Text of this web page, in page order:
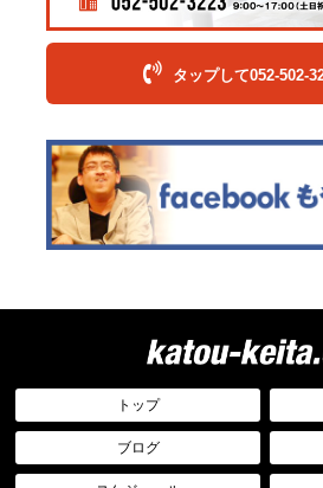
タップして052-502-
トップ
ブログ